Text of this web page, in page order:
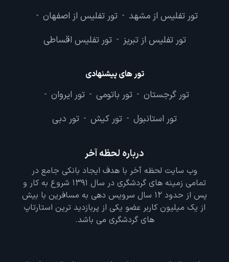
تور تفلیس از مشهد - تور تفلیس از اصفهان -
تور تفلیس از تبریز - تور تفلیس اقساطی
تور های پیشنهادی
تور گرجستان - تور باتومی - تور ایروان -
تور استانبول - تور کیش - تور دبی
درباره لحظه آخر
وب سایت لحظه آخر با هدف ایجاد بانکی جامع در
تمامی زمینه های گردشگری در سال 1391 شروع به کار و
پس از حدود 12 سال سرویس دهی به مسافرین با بیش
از یک میلیون کاربر عضو یکی از پربازدید ترین استارتاپ
های گردشگری می باشد.